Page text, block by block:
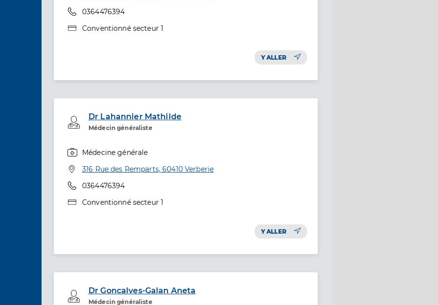
Téléphone
0364476394
Type de convention
Conventionné secteur 1
Y ALLER
Dr Lahannier Mathilde
Médecin généraliste
Professionel de santé
Médecine générale
Adresse
316 Rue des Remparts, 60410 Verberie
Téléphone
0364476394
Type de convention
Conventionné secteur 1
Y ALLER
Dr Goncalves-Galan Aneta
Médecin généraliste
Professionel de santé